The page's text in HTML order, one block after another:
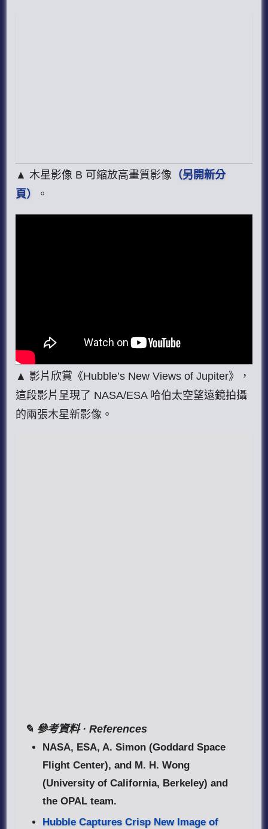
▲ 木星影像 B 可縮放高畫質影像 （另開新分
頁）
。
▲ 影片欣賞《Hubble’s New Views of Jupiter》，
這段影片呈現了 NASA/ESA 哈伯太空望遠鏡拍攝
的兩張木星新影像。
✎ 參考資料 · References
NASA, ESA, A. Simon (Goddard Space
Flight Center), and M. H. Wong
(University of California, Berkeley) and
the OPAL team.
Hubble Captures Crisp New Image of